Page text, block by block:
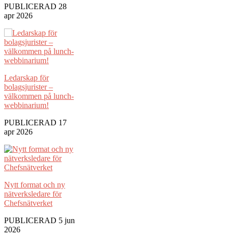
PUBLICERAD 28
apr 2026
Ledarskap för
bolagsjurister –
välkommen på lunch-
webbinarium!
PUBLICERAD 17
apr 2026
Nytt format och ny
nätverksledare för
Chefsnätverket
PUBLICERAD 5 jun
2026